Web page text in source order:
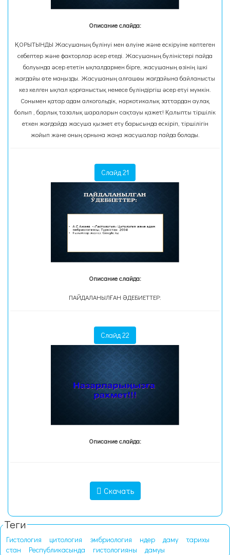
Описание слайда:
ҚОРЫТЫНДЫ Жасушаның бүлінуі мен өлуіне және ескіруіне көптеген
себептер және факторлар әсер етеді. Жасушаның бүліністері пайда
болуында әсер ететін ықпалдармен бірге, жасушаның өзінің ішкі
жағдайы өте маңызды. Жасушаның алғашөы жағдайына байланысты
кез келген ықпал қорғаныстық немесе бүліндіргіш әсер етуі мүмкін.
Сонымен қатар адам алкогольдік, наркотикалық заттардан аулақ
болып , барлық тазалық шараларын сақтауы қажет! Қалыпты тіршілік
еткен жағдайда жасуша қызмет ету барысында ескіріп, тіршілігін
жойып және оның орнына жаңа жасушалар пайда болады.
Слайд 21
Описание слайда:
ПАЙДАЛАНЫЛҒАН ӘДЕБИЕТТЕР:
Слайд 22
Описание слайда:
Скачать
Теги
Гистология цитология эмбриология ндер даму
тарихы
стан
Республикасында гистологияны
дамуы